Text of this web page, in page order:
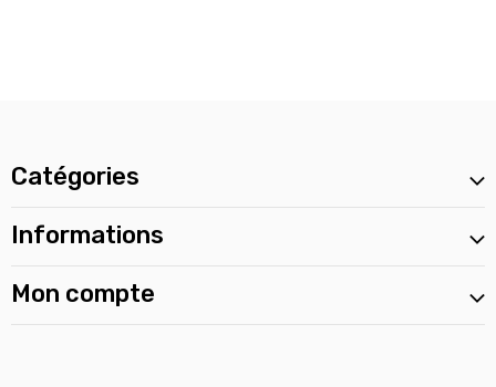
Catégories
Informations
Mon compte